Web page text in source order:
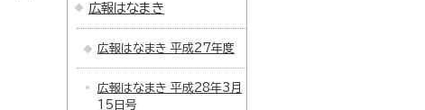
広報はなまき
広報はなまき 平成27年度
広報はなまき 平成28年3月
15日号